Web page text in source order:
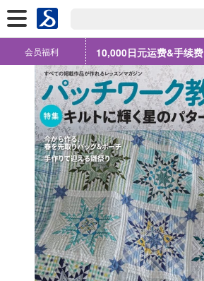
会员福利 10,000日元运费&手续费